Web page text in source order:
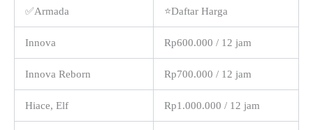
✅Armada ⭐Daftar Harga
Innova Rp600.000 / 12 jam
Innova Reborn Rp700.000 / 12 jam
Hiace, Elf Rp1.000.000 / 12 jam